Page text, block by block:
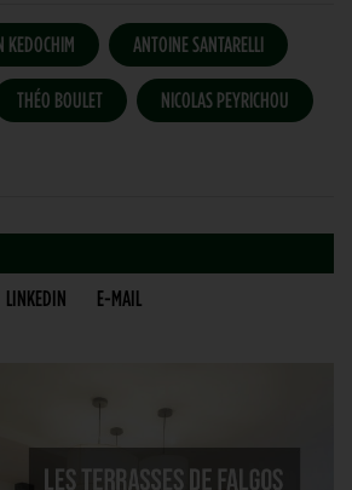
KEDOCHIM ANTOINE SANTARELLI
THÉO BOULET NICOLAS PEYRICHOU
LINKEDIN E-MAIL